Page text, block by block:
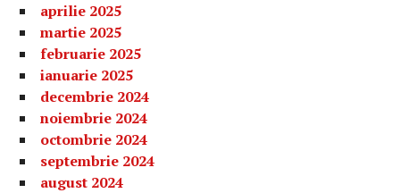
aprilie 2025
martie 2025
februarie 2025
ianuarie 2025
decembrie 2024
noiembrie 2024
octombrie 2024
septembrie 2024
august 2024